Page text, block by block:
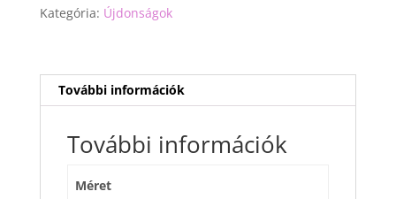
ruha
Kategória: Újdonságok
További információk
További információk
Méret